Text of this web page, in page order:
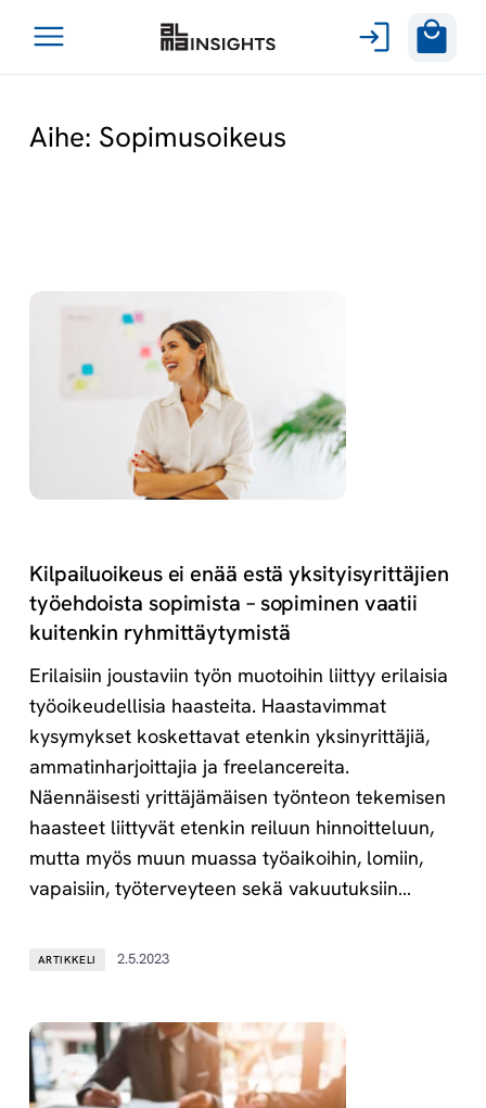
Avaa
Aihe: Sopimusoikeus
Kilpailuoikeus ei enää estä yksityisyrittäjien
työehdoista sopimista – sopiminen vaatii
kuitenkin ryhmittäytymistä
Erilaisiin joustaviin työn muotoihin liittyy erilaisia
työoikeudellisia haasteita. Haastavimmat
kysymykset koskettavat etenkin yksinyrittäjiä,
ammatinharjoittajia ja freelancereita.
Näennäisesti yrittäjämäisen työnteon tekemisen
haasteet liittyvät etenkin reiluun hinnoitteluun,
mutta myös muun muassa työaikoihin, lomiin,
vapaisiin, työterveyteen sekä vakuutuksiin…
ARTIKKELI 2.5.2023